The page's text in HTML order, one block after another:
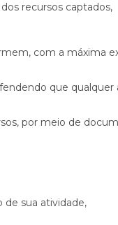
recursos captados,
com a máxima
que
por meio de
de sua atividade,